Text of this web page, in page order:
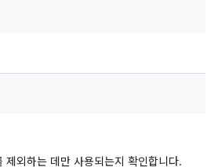
제외하는 데만 사용되는지 확인합니다.